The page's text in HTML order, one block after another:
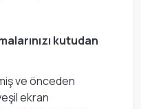
kutudan
ve önceden
ekran